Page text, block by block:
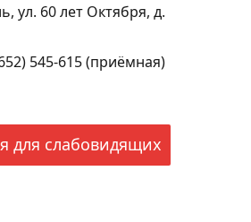
ул. 60 лет Октября, д.
545-615 (приёмная)
для слабовидящих